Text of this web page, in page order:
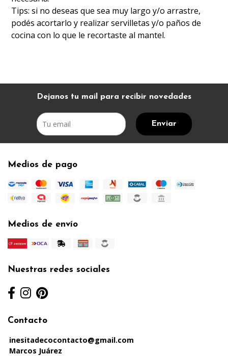
Tips: si no deseas que sea muy largo y/o arrastre,
podés acortarlo y realizar servilletas y/o paños de
cocina con lo que le recortaste al mantel.
Dejanos tu mail para recibir novedades
Enviar
Medios de pago
Medios de envío
Nuestras redes sociales
Contacto
inesitadecocontacto@gmail.com
Marcos Juárez